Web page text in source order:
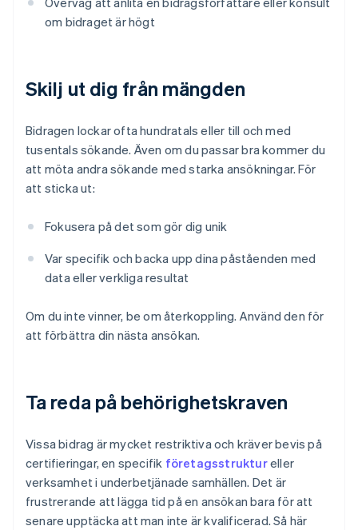
om bidraget är högt
Skilj ut dig från mängden
Bidragen lockar ofta hundratals eller till och med
tusentals sökande. Även om du passar bra kommer du
att möta andra sökande med starka ansökningar. För
att sticka ut:
Fokusera på det som gör dig unik
Var specifik och backa upp dina påståenden med
data eller verkliga resultat
Om du inte vinner, be om återkoppling. Använd den för
att förbättra din nästa ansökan.
Ta reda på behörighetskraven
Vissa bidrag är mycket restriktiva och kräver bevis på
certifieringar, en specifik företagsstruktureller
verksamhet i underbetjänade samhällen. Det är
frustrerande att lägga tid på en ansökan bara för att
senare upptäcka att man inte är kvalificerad. Så här